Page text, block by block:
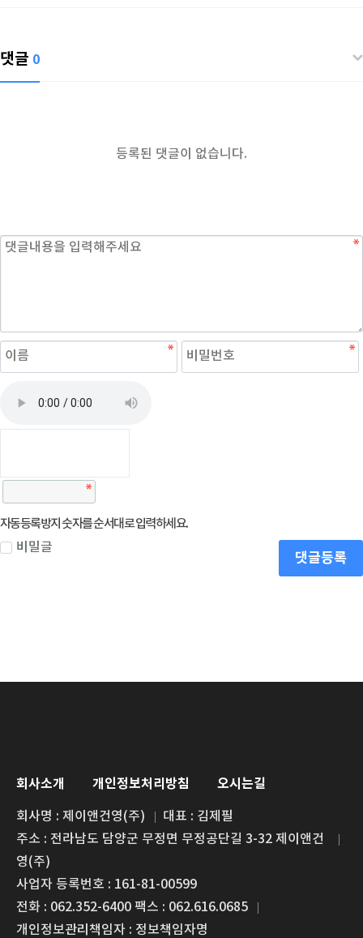
댓글 0
등록된 댓글이 없습니다.
자동등록방지 숫자를 순서대로 입력하세요.
비밀글
댓글등록
회사소개 개인정보처리방침 오시는길
회사명 : 제이앤건영(주)
대표 : 김제필
주소 : 전라남도 담양군 무정면 무정공단길 3-32 제이앤건
영(주)
사업자 등록번호 : 161-81-00599
전화 : 062.352-6400 팩스 : 062.616.0685
개인정보관리책임자 : 정보책임자명